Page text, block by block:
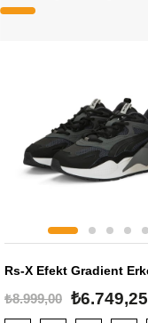
₺8.999,00 ₺6.749,25